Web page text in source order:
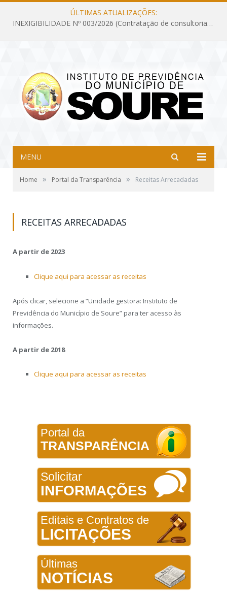
ÚLTIMAS ATUALIZAÇÕES:
INEXIGIBILIDADE Nº 003/2026 (Contratação de consultoria previdenciária com finalidade de obtenção do CRP, confecção dos demonstrativos previdenciários DAIR, DIPR e DPIN, preparar e alimentar o CADPREV, em atendimento às demandas do Instituto de Previdência dos Servidores do Município de Soure – IPSMS, por um período de 10 (dez) meses)
MENU
Home » Portal da Transparência » Receitas Arrecadadas
RECEITAS ARRECADADAS
A partir de 2023
Clique aqui para acessar as receitas
Após clicar, selecione a “Unidade gestora: Instituto de
Previdência do Município de Soure” para ter acesso às
informações.
A partir de 2018
Clique aqui para acessar as receitas
Portal da
TRANSPARÊNCIA
Solicitar
INFORMAÇÕES
Editais e Contratos de
LICITAÇÕES
Últimas
NOTÍCIAS